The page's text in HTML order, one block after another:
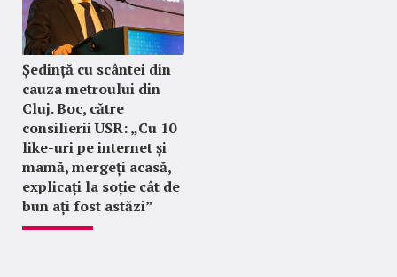
Ședință cu scântei din
cauza metroului din
Cluj. Boc, către
consilierii USR: „Cu 10
like-uri pe internet și
mamă, mergeți acasă,
explicați la soție cât de
bun ați fost astăzi”